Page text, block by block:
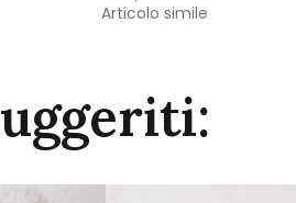
Articolo simile